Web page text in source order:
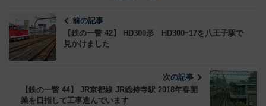
前の記事
【鉄の一瞥 42】 HD300形 HD300ｰ17を八王子駅で
見かけました
次の記事
【鉄の一瞥 44】 JR京都線 JR総持寺駅 2018年春開
業を目指して工事進んでいます